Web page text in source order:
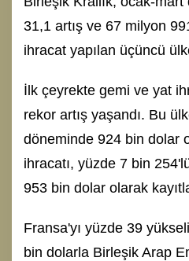
31,1 artış ve 67 milyon
ihracat yapılan üçüncü
İlk çeyrekte gemi ve yat
rekor artış yaşandı. Bu
döneminde 924 bin dolar
ihracatı, yüzde 7 bin
953 bin dolar olarak
Fransa'yı yüzde 39
bin dolarla Birleşik Arap